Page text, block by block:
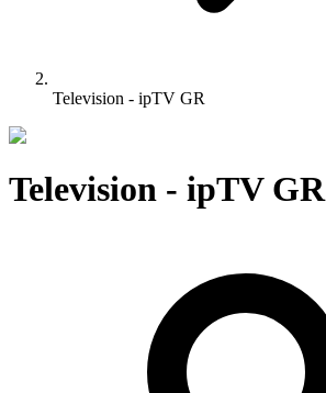
Television - ipTV GR
Television - ipTV GR